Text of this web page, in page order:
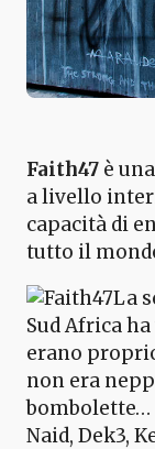
Faith47 è una
a livello
capacità di
tutto il
La
Sud Africa
erano
non era
bombolette…
Naid, Dek3,